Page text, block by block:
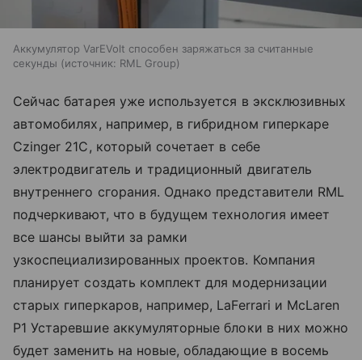
Аккумулятор VarEVolt способен заряжаться за считанные
секунды
источник: RML Group
Сейчас батарея уже используется в эксклюзивных
автомобилях, например, в гибридном гиперкаре
Czinger 21C, который сочетает в себе
электродвигатель и традиционный двигатель
внутреннего сгорания. Однако представители RML
подчеркивают, что в будущем технология имеет
все шансы выйти за рамки
узкоспециализированных проектов. Компания
планирует создать комплект для модернизации
старых гиперкаров, например, LaFerrari и McLaren
P1 Устаревшие аккумуляторные блоки в них можно
будет заменить на новые, обладающие в восемь